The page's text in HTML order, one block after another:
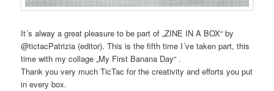
It´s alway a great pleasure to be part of „ZINE IN A BOX“ by
@tictacPatrizia (editor). This is the fifth time I´ve taken part, this
time with my collage „My First Banana Day“ .
Thank you very much TicTac for the creativity and efforts you put
in every box.